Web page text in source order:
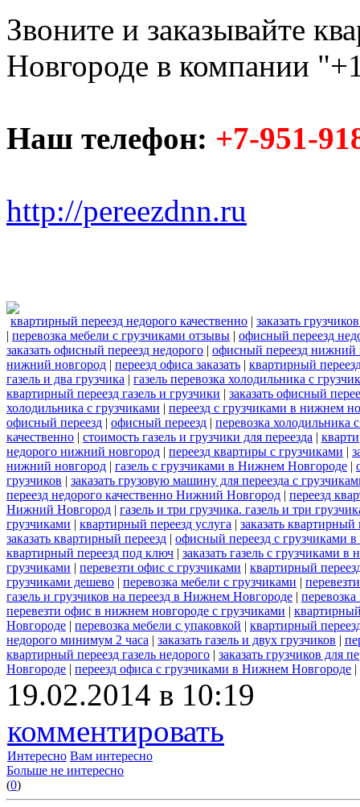
Звоните и заказывайте
Новгороде в компании
Наш телефон: +7-951-
http://pereezdnn.ru
квартирный переезд недорого качественно | заказать
| перевозка мебели с грузчиками отзывы | офисный переезд
заказать офисный переезд недорого | офисный переезд нижний
нижний новгород | переезд офиса заказать | квартирный
газель и два грузчика | газель перевозка холодильника с
квартирный переезд газель и грузчики | заказать офисный
холодильника с грузчиками | переезд с грузчиками в нижнем
офисный переезд | офисный переезд | перевозка
качественно | стоимость газель и грузчики для переезда |
недорого нижний новгород | переезд квартиры с грузчиками |
нижний новгород | газель с грузчиками в Нижнем Новгороде |
грузчиков | заказать грузовую машину для переезда с
переезд недорого качественно Нижний Новгород | переезд
Нижний Новгород | газель и три грузчика. газель и три
грузчиками | квартирный переезд услуга | заказать
заказать квартирный переезд | офисный переезд с грузчиками
квартирный переезд под ключ | заказать газель с грузчиками
грузчиками | перевезти офис с грузчиками | квартирный
грузчиками дешево | перевозка мебели с грузчиками |
газель и грузчиков на переезд в Нижнем Новгороде |
перевезти офис в нижнем новгороде с грузчиками |
Новгороде | перевозка мебели с упаковкой | квартирный
недорого минимум 2 часа | заказать газель и двух грузчиков |
квартирный переезд газель недорого | заказать грузчиков для
Новгороде | переезд офиса с грузчиками в Нижнем Новгороде |
19.02.2014 в 10:19
комментировать
Интересно Вам интересно
Больше не интересно
(0)